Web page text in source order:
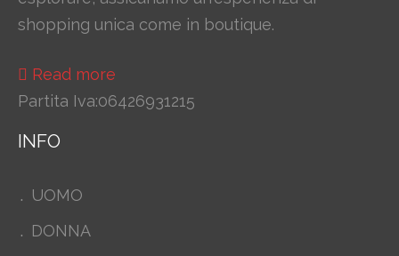
shopping unica come in boutique.
Read more
Partita Iva:06426931215
INFO
UOMO
DONNA